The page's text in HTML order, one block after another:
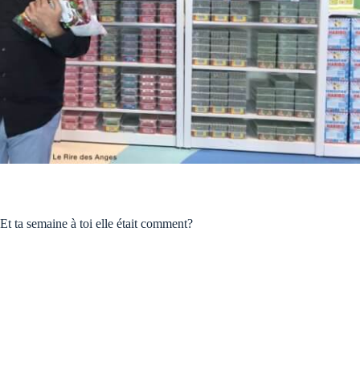
Et ta semaine à toi elle était comment?